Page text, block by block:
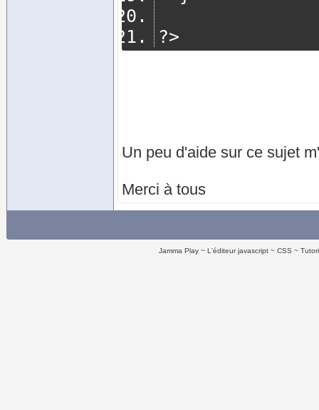
?>
Un peu d'aide sur ce sujet
Merci à tous
Jamma Play L'éditeur javascript CSS